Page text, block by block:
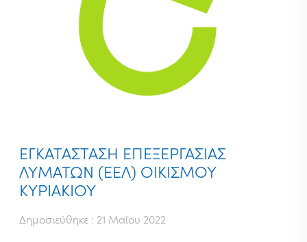
ΕΓΚΑΤΑΣΤΑΣΗ ΕΠΕΞΕΡΓΑΣΙΑΣ
ΛΥΜΑΤΩΝ (ΕΕΛ) ΟΙΚΙΣΜΟΥ
ΚΥΡΙΑΚΙΟΥ
Δημοσιεύθηκε : 21 Μαΐου 2022